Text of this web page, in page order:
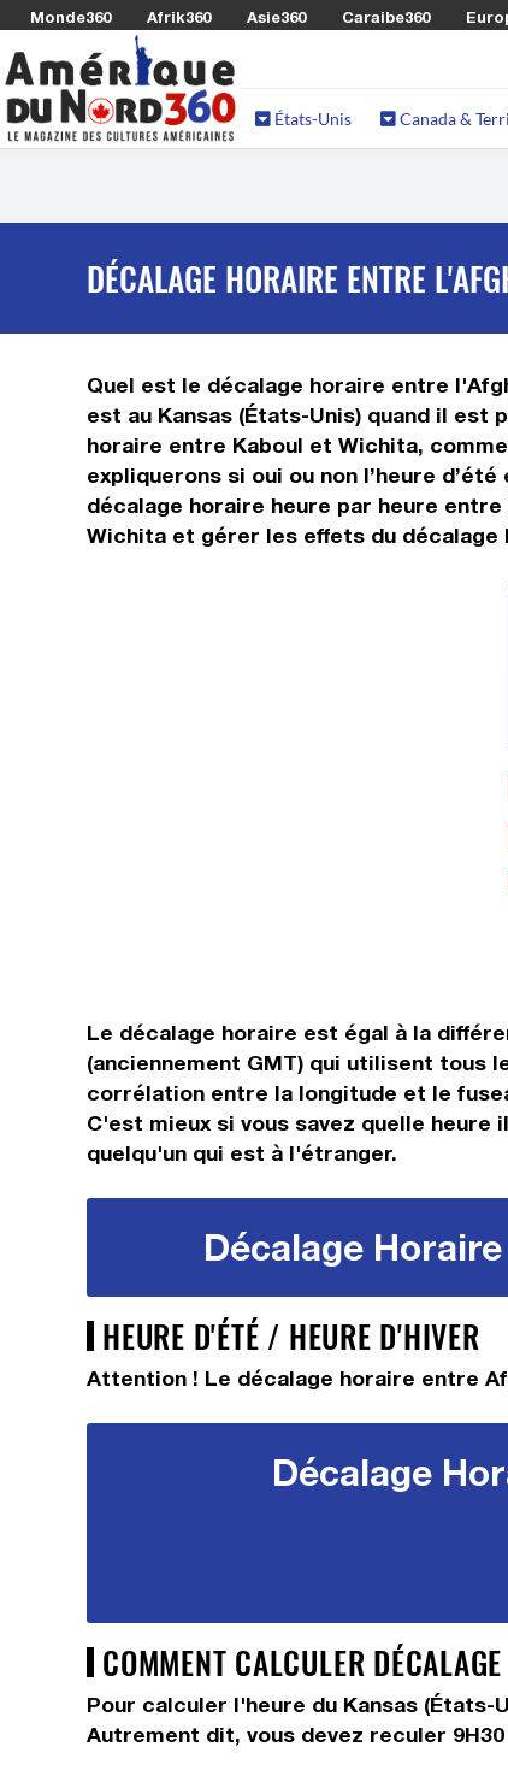
Monde360 Afrik360 Asie360 Caraibe360
États-Unis Canada &
DÉCALAGE HORAIRE ENTRE
Quel est le décalage horaire entre
est au Kansas (États-Unis) quand il est
horaire entre Kaboul et Wichita,
expliquerons si oui ou non l’heure
décalage horaire heure par heure
Wichita et gérer les effets du décalage
Le décalage horaire est égal à la
(anciennement GMT) qui utilisent tous
corrélation entre la longitude et le
C'est mieux si vous savez quelle heure
quelqu'un qui est à l'étranger.
Décalage
HEURE D'ÉTÉ / HEURE D'HIVER
Attention ! Le décalage horaire entre
Décalage
COMMENT CALCULER
Pour calculer l'heure du Kansas (États-
Autrement dit, vous devez reculer 9H30